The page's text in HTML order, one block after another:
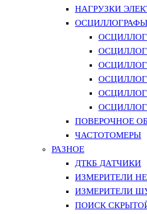
НАГРУЗКИ
ОСЦИЛЛОГРАФЫ
ПОВЕРОЧНОЕ
ЧАСТОТОМЕРЫ
РАЗНОЕ
ДТКБ ДАТЧИКИ
ИЗМЕРИТЕЛИ
ИЗМЕРИТЕЛИ
ПОИСК